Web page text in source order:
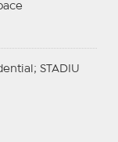
STADIU